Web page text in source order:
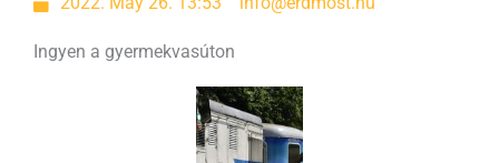
Ingyen a gyermekvasúton